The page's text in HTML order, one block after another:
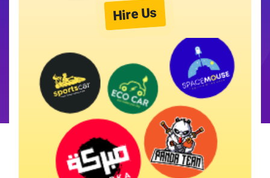
Hire Us